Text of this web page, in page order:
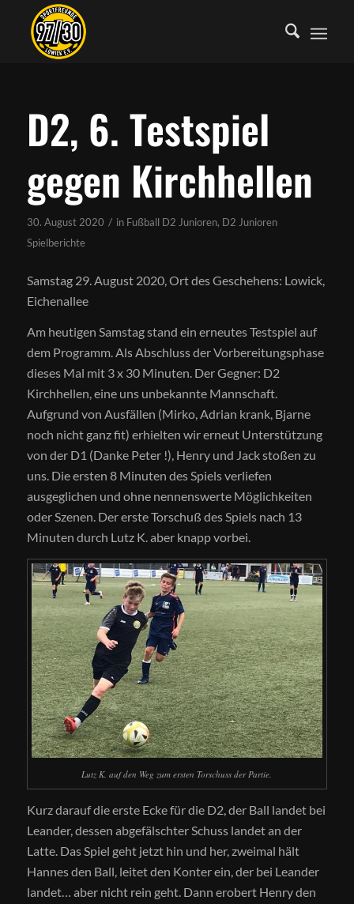
D2, 6. Testspiel
gegen Kirchhellen
30. August 2020 / in Fußball D2 Junioren, D2 Junioren
Spielberichte
Samstag 29. August 2020, Ort des Geschehens: Lowick,
Eichenallee
Am heutigen Samstag stand ein erneutes Testspiel auf
dem Programm. Als Abschluss der Vorbereitungsphase
dieses Mal mit 3 x 30 Minuten. Der Gegner: D2
Kirchhellen, eine uns unbekannte Mannschaft.
Aufgrund von Ausfällen (Mirko, Adrian krank, Bjarne
noch nicht ganz fit) erhielten wir erneut Unterstützung
von der D1 (Danke Peter !), Henry und Jack stoßen zu
uns. Die ersten 8 Minuten des Spiels verliefen
ausgeglichen und ohne nennenswerte Möglichkeiten
oder Szenen. Der erste Torschuß des Spiels nach 13
Minuten durch Lutz K. aber knapp vorbei.
Lutz K. auf den Weg zum ersten Torschuss der Partie.
Kurz darauf die erste Ecke für die D2, der Ball landet bei
Leander, dessen abgefälschter Schuss landet an der
Latte. Das Spiel geht jetzt hin und her, zweimal hält
Hannes den Ball, leitet den Konter ein, der bei Leander
landet… aber nicht rein geht. Dann erobert Henry den